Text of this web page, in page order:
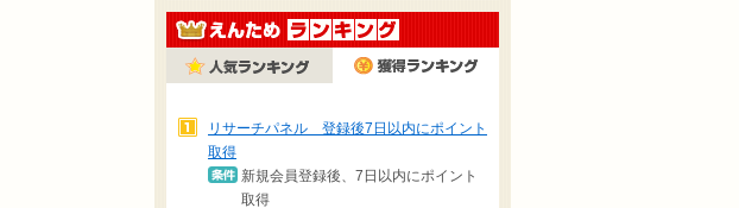
リサーチパネル 登録後7日以内にポイント
取得
新規会員登録後、7日以内にポイント
取得